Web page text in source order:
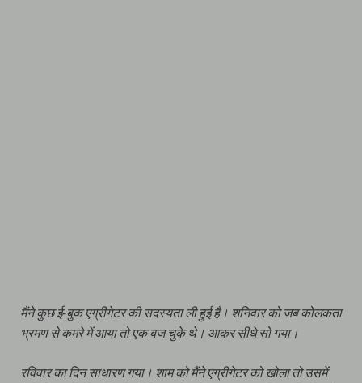
मैंने कुछ ई-बुक एग्रीगेटर की सदस्यता ली हुई है। शनिवार को जब कोलकता
भ्रमण से कमरे में आया तो एक बज चुके थे। आकर सीधे सो गया।
रविवार का दिन साधारण गया। शाम को मैंने एग्रीगेटर को खोला तो उसमें